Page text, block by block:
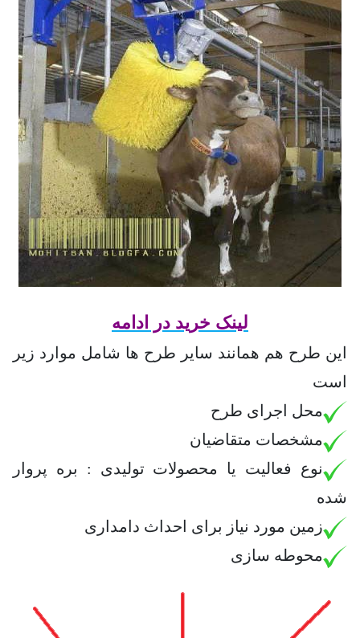
لینک خرید در ادامه
این طرح هم همانند سایر طرح ها شامل موارد زیر
است
محل اجرای طرح
مشخصات متقاضیان
نوع فعالیت یا محصولات تولیدی : بره پروار
شده
زمین مورد نیاز برای احداث دامداری
محوطه سازی